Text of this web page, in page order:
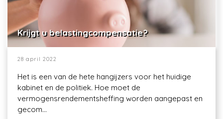
Krijgt u belastingcompensatie?
28 april 2022
Het is een van de hete hangijzers voor het huidige
kabinet en de politiek. Hoe moet de
vermogensrendementsheffing worden aangepast en
gecom...